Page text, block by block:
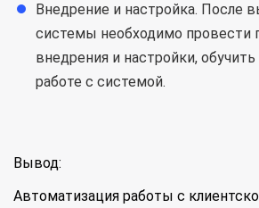
Внедрение и настройка. После
системы необходимо провести
внедрения и настройки,
работе с системой.
Вывод:
Автоматизация работы с